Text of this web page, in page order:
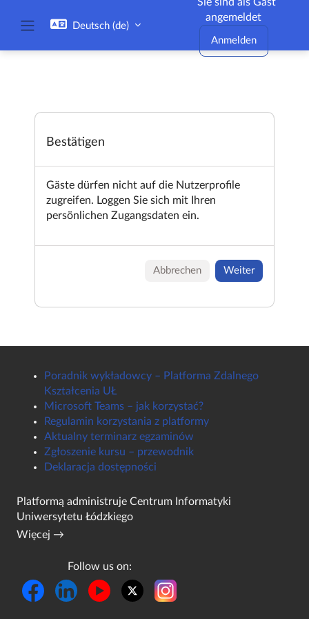
Deutsch ‎(de)‎
angemeldet
Anmelden
Bestätigen
Gäste dürfen nicht auf die Nutzerprofile
zugreifen. Loggen Sie sich mit Ihren
persönlichen Zugangsdaten ein.
Abbrechen Weiter
Poradnik wykładowcy – Platforma Zdalnego
Kształcenia UŁ
Microsoft Teams – jak korzystać?
Regulamin korzystania z platformy
Aktualny terminarz egzaminów
Zgłoszenie kursu – przewodnik
Deklaracja dostępności
Platformą administruje Centrum Informatyki
Uniwersytetu Łódzkiego
Więcej →
Follow us on: